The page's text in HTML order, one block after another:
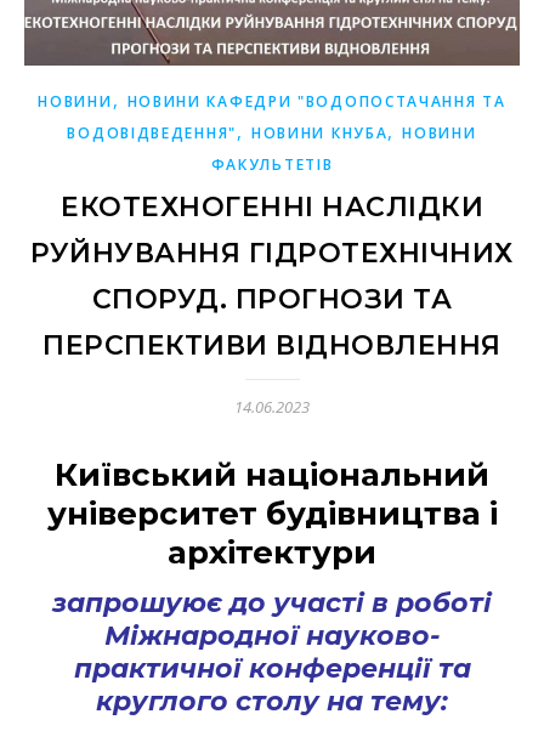
НОВИНИ, НОВИНИ КАФЕДРИ "ВОДОПОСТАЧАННЯ ТА
ВОДОВІДВЕДЕННЯ", НОВИНИ КНУБА,НОВИНИ
ФАКУЛЬТЕТІВ
ЕКОТЕХНОГЕННІ НАСЛІДКИ
РУЙНУВАННЯ ГІДРОТЕХНІЧНИХ
СПОРУД. ПРОГНОЗИ ТА
ПЕРСПЕКТИВИ ВІДНОВЛЕННЯ
14.06.2023
Київський національний
університет будівництва і
архітектури
запрошуює до участі в роботі
Міжнародної науково-
практичної конференції та
круглого столу на тему: